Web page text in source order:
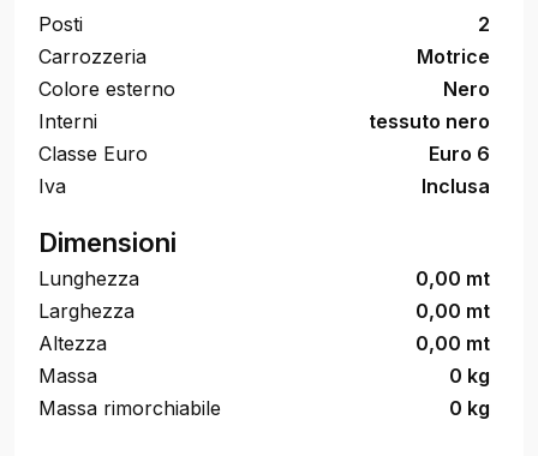
Posti
2
Carrozzeria
Motrice
Colore esterno
Nero
Interni
tessuto nero
Classe Euro
Euro 6
Iva
Inclusa
Dimensioni
Lunghezza
0,00 mt
Larghezza
0,00 mt
Altezza
0,00 mt
Massa
0 kg
Massa rimorchiabile
0 kg